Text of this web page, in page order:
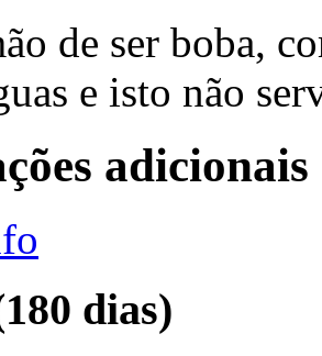
de ser boba,
e isto não
adicionais
dias)